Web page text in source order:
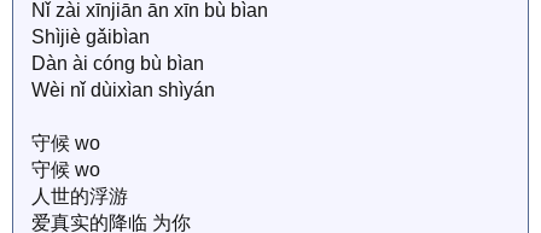
Nǐ zài xīnjiān ān xīn bù bìan
Shìjiè gǎibìan
Dàn ài cóng bù bìan
Wèi nǐ dùixìan shìyán
守候 wo
守候 wo
人世的浮游
爱真实的降临 为你